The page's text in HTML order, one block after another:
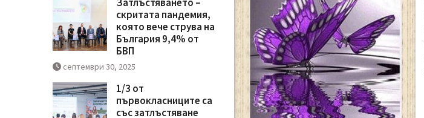
скритата пандемия,
която вече струва на
България 9,4% от
БВП
септември 30, 2025
1/3 от
първокласниците са
със затлъстяване